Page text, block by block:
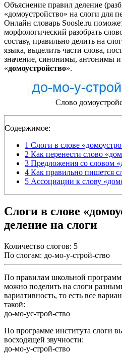
Объяснение правил деление
«домоустройство» на слоги для
Онлайн словарь Soosle.ru
морфологический разобрать
составу, правильно делить на
языка, выделить части слова,
значение, синонимы, антонимы и
«домоустройство».
Слово
Содержимое:
1 Слоги в слове
2 Как перенести слово
3 Предложения со словом
4 Как правильно пишется
5 Ассоциации к слову
Слоги в слове
деление на слоги
Количество слогов: 5
По слогам: до-мо-у-строй-ство
По правилам школьной
можно поделить на слоги
вариативность, то есть все
такой:
до-мо-ус-трой-ство
По программе института слоги
восходящей звучности:
до-мо-у-строй-ство